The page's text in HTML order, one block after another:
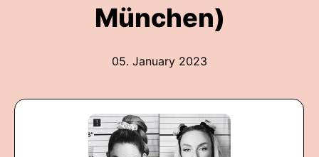
München)
05. January 2023